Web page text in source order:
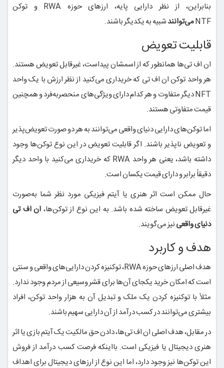
بنابراین، از نظر دارایی پایه، ارزهای حوزه RWA و توکن
NTFمی‌توانندشبیه به یکدیگر باشند.
قابلیت تعویض
ان اف تی‌ها همانطور که از اسمشان پیداست، غیرقابل تعویض هستند.
هر واحد توکن ان اف تی که خریداری می‌کنید از نظر ارزش با یک واحد
NFT دیگر متفاوت و هر کدام دارای ویژگی‌های منحصربه‌فرد و همچنین
قیمت متفاوتی هستند.
اما توکن‌های دارایی دنیای واقعی می‌توانند به هر دو صورت تعویض‌پذیر
و تعویض ناپذیر باشند. اگر قابلیت تعویض در این نوع توکن‌ها وجود
داشته باشد، یعنی هر واحد RWA که خریداری می‌کنید با واحد دیگر
دقیقاً برابر و دارای قیمت یکسان است.
حال ممکن است اثر هنری یا آیتم فیزیکی مورد نظر شما به‌صورت
غیرقابل تعویض ساخته شده باشد. به این نوع از توکن‌ها، ان اف تی
دنیای واقعینیز می‌گویند.
هدف و کاربرد
هدف اصلی ارزهای حوزه RWA، توکنیزه کردن دارایی‌های واقعی و سنتی
است که امکان خرید یکجای آن‌ها برای قشر وسیعی از مردم وجود ندارد.
مثلاً با توکنیزه کردن یک ملک و تبدیل آن به هزار واحد توکن، افراد
بیشتری می‌توانند در کسب درآمد از آن دارایی سهیم باشند.
در مقابل، هدف اصلی ان اف تی‌ها، دادن حق مالکیت یک آیتم بازی یا اثر
هنری دیجیتال یا فیزیکی است. بااینکه فرصت کسب درآمد از فروش
این توکن‌ها نیز وجود دارد، اما این نوع از ارزهای دیجیتال برای اهداف